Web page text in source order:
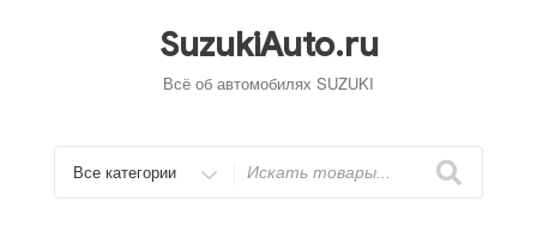
SuzukiAuto.ru
Всё об автомобилях SUZUKI
Искать